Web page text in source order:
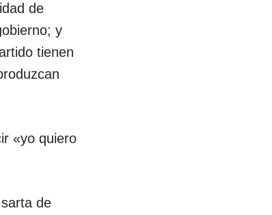
de
y
tienen
«yo quiero
de